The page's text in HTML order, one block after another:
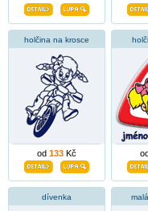
holčina na krosce
od 133 Kč
dívenka